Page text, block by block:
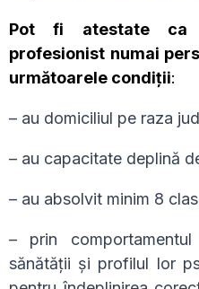
Pot fi atestate ca
profesionist numai
următoarele condiții:
– au domiciliul pe raza
– au capacitate deplină
– au absolvit minim 8
– prin
sănătăţii şi profilul lor